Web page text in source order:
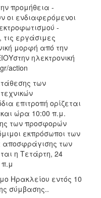
προμήθεια -
οι ενδιαφερόμενοι
-
τις εργάσιμες
μορφή από την
ηλεκτρονική
action
των
επιτροπή ορίζεται
ώρα 10:00 π.μ.
των προσφορών
εκπρόσωποι των
αποσφράγισης των
η Τετάρτη, 24
Ηρακλείου εντός 10
σύμβασης..